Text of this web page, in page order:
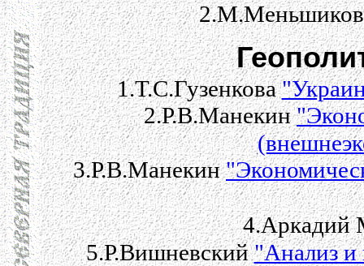
1.Т.С.Гузенкова
2.Р.В.Манекин
3.Р.В.Манекин
5.Р.Вишневский"Анализ и